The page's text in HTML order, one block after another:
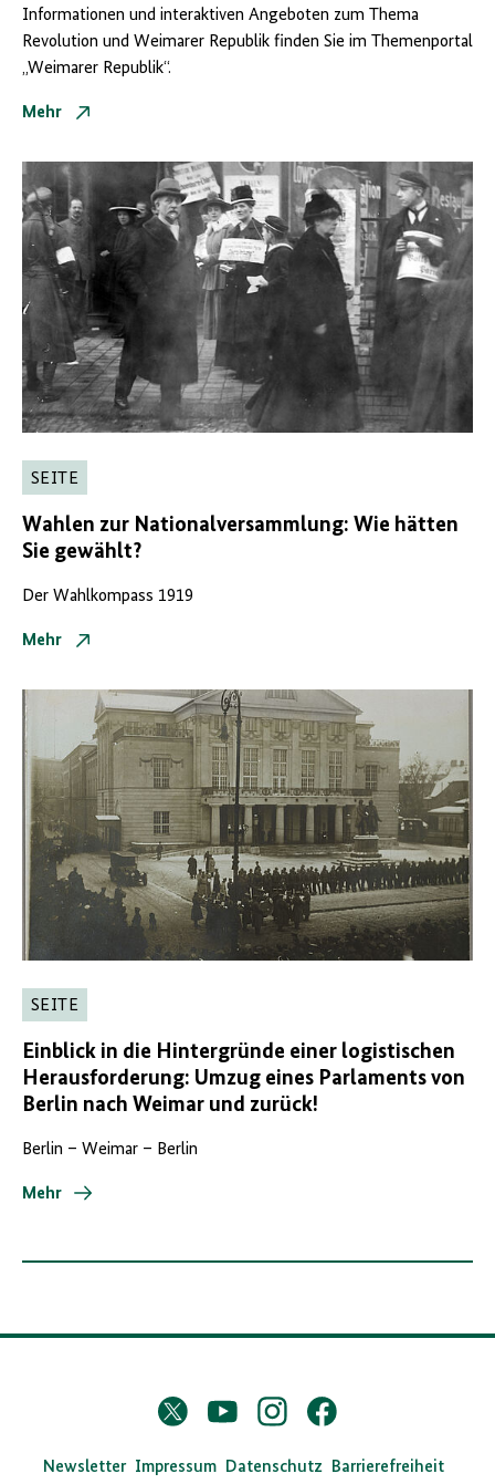
Informationen und interaktiven Angeboten zum Thema
Revolution und Weimarer Republik finden Sie im Themenportal
„Weimarer Republik“.
Mehr
SEITE
Wahlen zur Nationalversammlung: Wie hätten
Sie gewählt?
Der Wahlkompass 1919
Mehr
SEITE
Einblick in die Hintergründe einer logistischen
Herausforderung: Umzug eines Parlaments von
Berlin nach Weimar und zurück!
Berlin – Weimar – Berlin
Mehr
D
s
Twitter
X
YouTubeInstagramFacebook
Newsletter Impressum Datenschutz Barrierefreiheit